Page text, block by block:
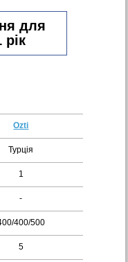
для
рік
Ozti
Турція
1
-
400/500
5